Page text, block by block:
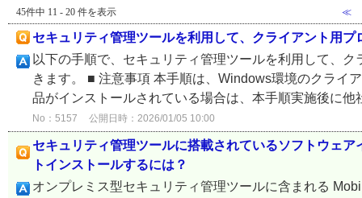
45件中 11 - 20 件を表示 ≪
セキュリティ管理ツールを利用して、クライアント用
以下の手順で、セキュリティ管理ツールを利用して、
きます。 ■ 注意事項 本手順は、Windows環境のクライ
品がインストールされている場合は、本手順実施後に他
No：5157 公開日時：2026/01/05 10:00
セキュリティ管理ツールに搭載されているソフトウェ
トインストールするには？
オンプレミス型セキュリティ管理ツールに含まれる